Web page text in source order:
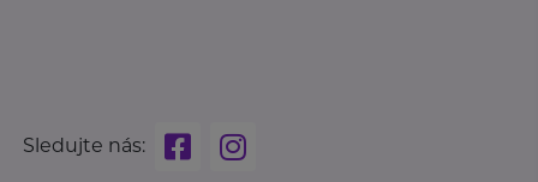
Sledujte nás: